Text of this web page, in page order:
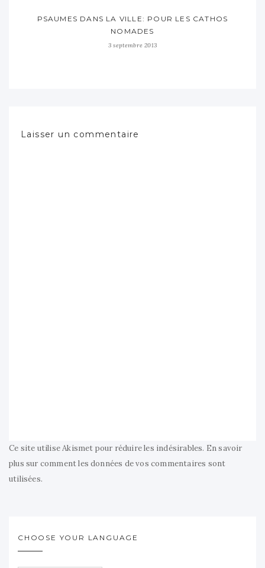
PSAUMES DANS LA VILLE: POUR LES CATHOS
NOMADES
3 septembre 2013
Laisser un commentaire
Ce site utilise Akismet pour réduire les indésirables. En savoir
plus sur comment les données de vos commentaires sont
utilisées.
CHOOSE YOUR LANGUAGE